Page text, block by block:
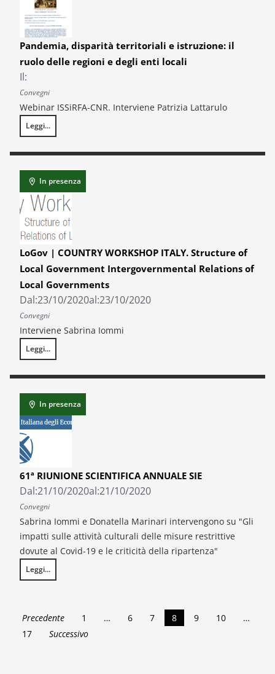
Pandemia, disparità territoriali e istruzione: il
ruolo delle regioni e degli enti locali
Il:
Convegni
Webinar ISSiRFA-CNR. Interviene Patrizia Lattarulo
Leggi...
Pandemia, disparità territoriali e istruzione: il ruolo delle regioni e
In presenza
LoGov | COUNTRY WORKSHOP ITALY. Structure of
Local Government Intergovernmental Relations of
Local Governments
Dal:23/10/2020al:23/10/2020
Convegni
Interviene Sabrina Iommi
Leggi...
LoGov | COUNTRY WORKSHOP ITALY. Structure of Local
In presenza
61ª RIUNIONE SCIENTIFICA ANNUALE SIE
Dal:21/10/2020al:21/10/2020
Convegni
Sabrina Iommi e Donatella Marinari intervengono su "Gli
impatti sulle attività culturali delle misure restrittive
dovute al Covid-19 e le criticità della ripartenza"
Leggi...
61ª RIUNIONE SCIENTIFICA ANNUALE SIE
Precedente 1 … 6 7 8 9 10
…
17
Successivo